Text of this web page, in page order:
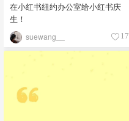
在小红书纽约办公室给小红书庆
生！
suewang__ 17